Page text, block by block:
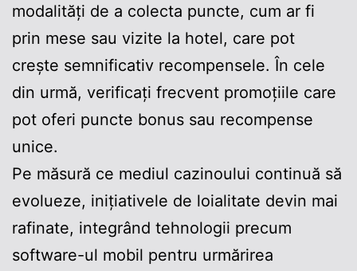
modalități de a colecta puncte, cum ar fi
prin mese sau vizite la hotel, care pot
crește semnificativ recompensele. În cele
din urmă, verificați frecvent promoțiile care
pot oferi puncte bonus sau recompense
unice.
Pe măsură ce mediul cazinoului continuă să
evolueze, inițiativele de loialitate devin mai
rafinate, integrând tehnologii precum
software-ul mobil pentru urmărirea